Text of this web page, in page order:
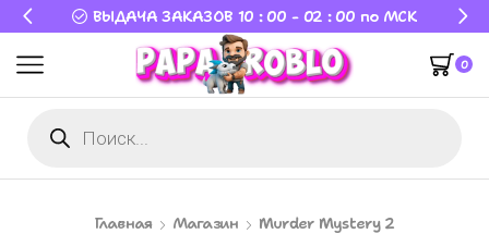
ВЫДАЧА ЗАКАЗОВ 10 : 00 - 02 : 00 по МСК
0
Главная Магазин Murder Mystery 2